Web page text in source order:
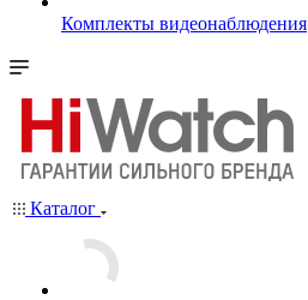
Комплекты видеонаблюдения
Каталог